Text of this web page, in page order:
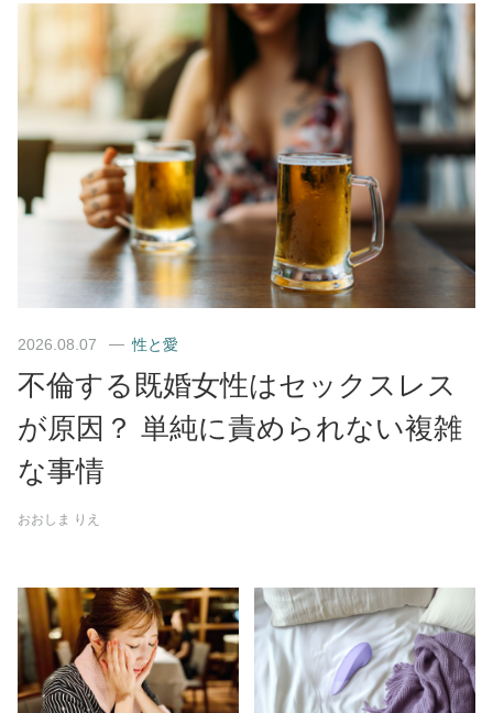
2026.08.07 性と愛
不倫する既婚女性はセックスレス
が原因？ 単純に責められない複雑
な事情
おおしま りえ